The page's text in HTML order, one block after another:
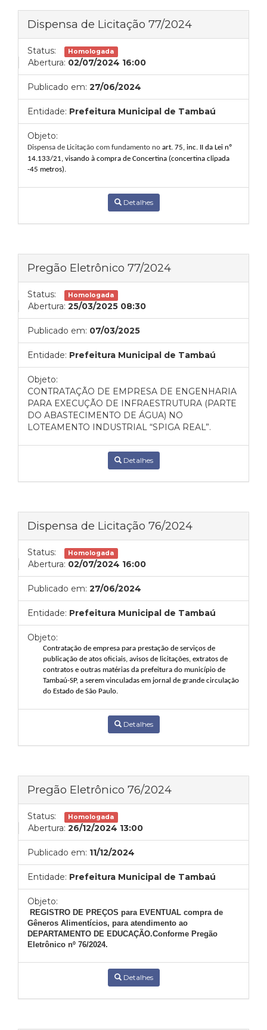
Dispensa de Licitação 77/2024
Status: Homologada
Abertura: 02/07/2024 16:00
Publicado em: 27/06/2024
Entidade: Prefeitura Municipal de Tambaú
Objeto:
Dispensa de Licitação com fundamento no art. 75, inc. II da Lei nº
14.133/21, visando à compra de Concertina (concertina clipada
-45 metros).
Detalhes
Pregão Eletrônico 77/2024
Status: Homologada
Abertura: 25/03/2025 08:30
Publicado em: 07/03/2025
Entidade: Prefeitura Municipal de Tambaú
Objeto:
CONTRATAÇÃO DE EMPRESA DE ENGENHARIA
PARA EXECUÇÃO DE INFRAESTRUTURA (PARTE
DO ABASTECIMENTO DE ÁGUA) NO
LOTEAMENTO INDUSTRIAL “SPIGA REAL”.
Detalhes
Dispensa de Licitação 76/2024
Status: Homologada
Abertura: 02/07/2024 16:00
Publicado em: 27/06/2024
Entidade: Prefeitura Municipal de Tambaú
Objeto:
Contratação de empresa para prestação de serviços de
publicação de atos oficiais, avisos de licitações, extratos de
contratos e outras matérias da prefeitura do município de
Tambaú-SP, a serem vinculadas em jornal de grande circulação
do Estado de São Paulo.
Detalhes
Pregão Eletrônico 76/2024
Status: Homologada
Abertura: 26/12/2024 13:00
Publicado em: 11/12/2024
Entidade: Prefeitura Municipal de Tambaú
Objeto:
REGISTRO DE PREÇOS para EVENTUAL compra de
Gêneros Alimentícios, para atendimento ao
DEPARTAMENTO DE EDUCAÇÃO.Conforme Pregão
Eletrônico nº 76/2024.
Detalhes